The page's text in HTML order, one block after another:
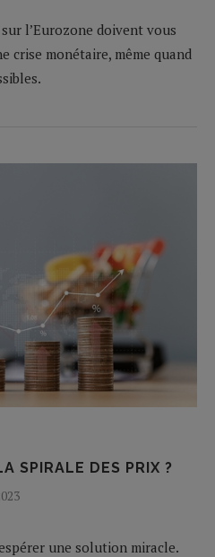
l’Eurozone doivent vous
crise monétaire, même quand
SPIRALE DES PRIX ?
une solution miracle.